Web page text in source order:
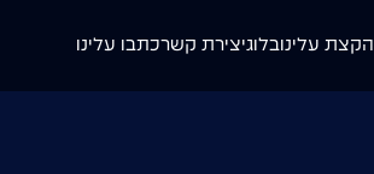
קצת עלינובלוגיצירת קשרכתבו עלינו